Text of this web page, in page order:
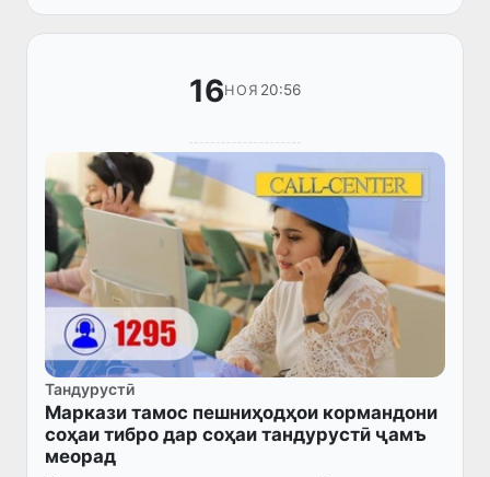
хоҳанд кард.
16НОЯ 20:56
Тандурустӣ
Маркази тамос пешниҳодҳои кормандони
соҳаи тибро дар соҳаи тандурустӣ ҷамъ
меорад